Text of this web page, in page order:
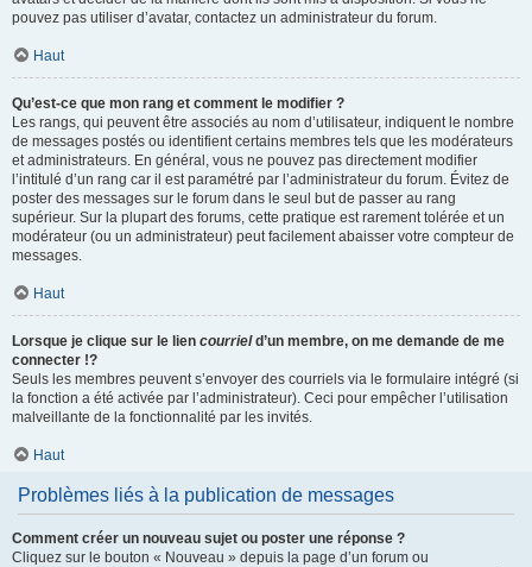
pouvez pas utiliser d’avatar, contactez un administrateur du forum.
Haut
Qu’est-ce que mon rang et comment le modifier ?
Les rangs, qui peuvent être associés au nom d’utilisateur, indiquent le nombre
de messages postés ou identifient certains membres tels que les modérateurs
et administrateurs. En général, vous ne pouvez pas directement modifier
l’intitulé d’un rang car il est paramétré par l’administrateur du forum. Évitez de
poster des messages sur le forum dans le seul but de passer au rang
supérieur. Sur la plupart des forums, cette pratique est rarement tolérée et un
modérateur (ou un administrateur) peut facilement abaisser votre compteur de
messages.
Haut
Lorsque je clique sur le lien courrield’un membre, on me demande de me
connecter !?
Seuls les membres peuvent s’envoyer des courriels via le formulaire intégré (si
la fonction a été activée par l’administrateur). Ceci pour empêcher l’utilisation
malveillante de la fonctionnalité par les invités.
Haut
Problèmes liés à la publication de messages
Comment créer un nouveau sujet ou poster une réponse ?
Cliquez sur le bouton « Nouveau » depuis la page d’un forum ou